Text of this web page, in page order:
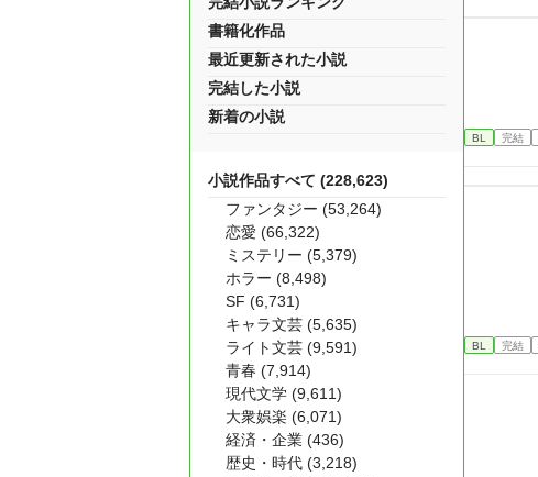
BL 完結
BL 完結
書籍化作品
最近更新された小説
完結した小説
新着の小説
小説作品すべて (228,623)
ファンタジー (53,264)
恋愛 (66,322)
ミステリー (5,379)
ホラー (8,498)
SF (6,731)
キャラ文芸 (5,635)
ライト文芸 (9,591)
青春 (7,914)
現代文学 (9,611)
大衆娯楽 (6,071)
経済・企業 (436)
歴史・時代 (3,218)